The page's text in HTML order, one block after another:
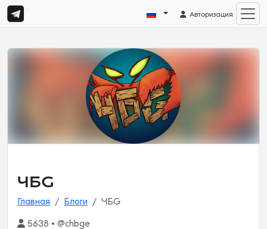
Авторизация
ЧБG
Главная Блоги ЧБG
5638 • @chbge